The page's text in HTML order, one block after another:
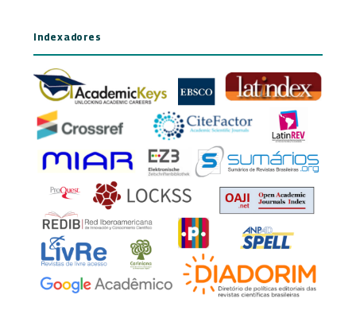
Indexadores